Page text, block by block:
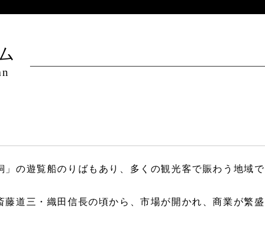
の遊覧船のりばもあり、多くの観光客で賑わう地域で
道三・織田信長の頃から、市場が開かれ、商業が繁盛